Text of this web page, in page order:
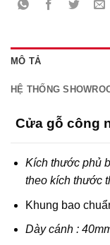
MÔ TẢ
HỆ THỐNG
Cửa gỗ công
Kích thước phủ
theo kích thước
Khung bao
Dày cánh :